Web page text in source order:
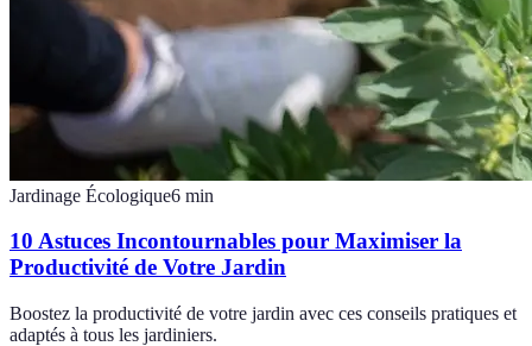
Jardinage Écologique6 min
10 Astuces Incontournables pour Maximiser la
Productivité de Votre Jardin
Boostez la productivité de votre jardin avec ces conseils pratiques et
adaptés à tous les jardiniers.